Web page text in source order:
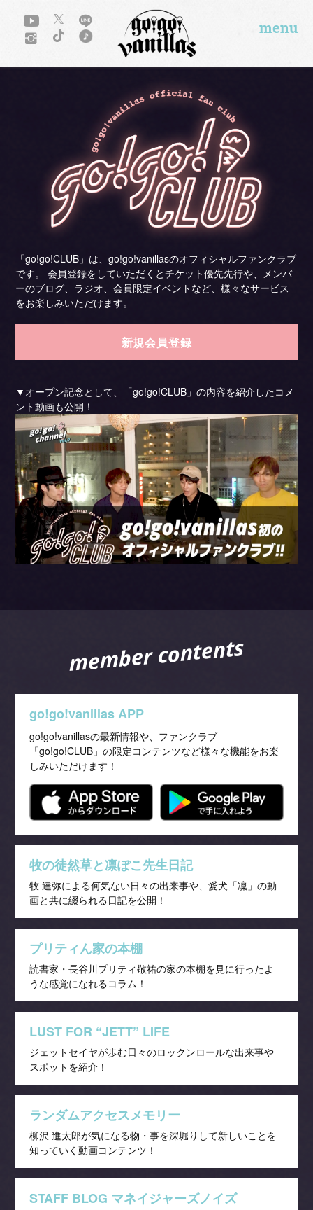
menu
「go!go!CLUB」は、go!go!vanillasのオフィシャルファンクラブ
です。 会員登録をしていただくとチケット優先先行や、メンバ
ーのブログ、ラジオ、会員限定イベントなど、様々なサービス
をお楽しみいただけます。
新規会員登録
▼オープン記念として、「go!go!CLUB」の内容を紹介したコメ
ント動画も公開！
member contents
go!go!vanillas APP
go!go!vanillasの最新情報や、ファンクラブ
「go!go!CLUB」の限定コンテンツなど様々な機能をお楽
しみいただけます！
牧の徒然草と凛ぽこ先生日記
牧 達弥による何気ない日々の出来事や、愛犬「凜」の動
画と共に綴られる日記を公開！
プリティん家の本棚
読書家・長谷川プリティ敬祐の家の本棚を見に行ったよ
うな感覚になれるコラム！
LUST FOR “JETT” LIFE
ジェットセイヤが歩む日々のロックンロールな出来事や
スポットを紹介！
ランダムアクセスメモリー
柳沢 進太郎が気になる物・事を深堀りして新しいことを
知っていく動画コンテンツ！
STAFF BLOG マネイジャーズノイズ